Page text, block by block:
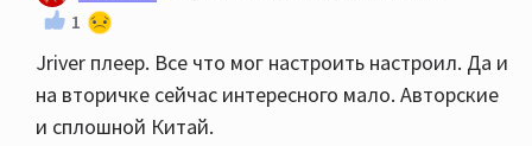
1
Jriver плеер. Все что мог настроить настроил. Да и
на вторичке сейчас интересного мало. Авторские
и сплошной Китай.